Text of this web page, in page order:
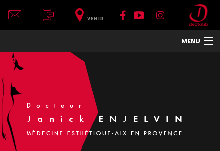
VENIR
MENU
ACCUEIL
DR JANICK ENJELVIN
LE CENTRE
VISAGE
CORPS
COU ET DÉCOLLETÉ
MAINS
TRAITEMENTS DE LA PEAU